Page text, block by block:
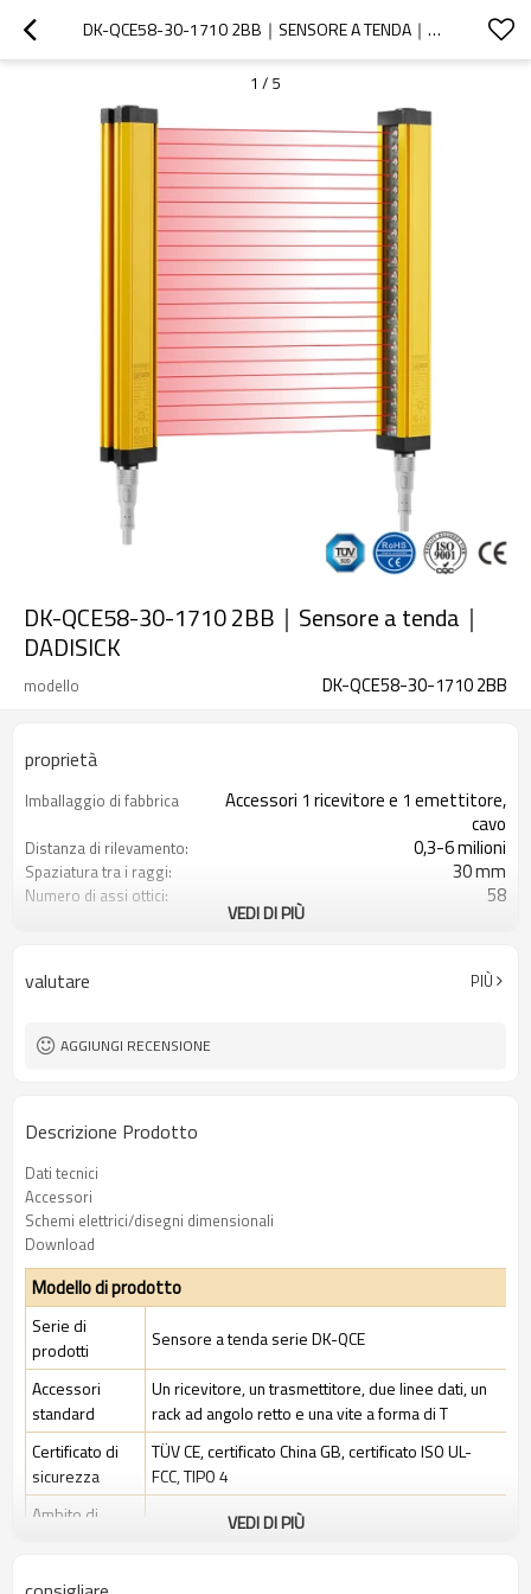
DK-QCE58-30-1710 2BB｜SENSORE A TENDA｜DADISICK
1 / 5
DK-QCE58-30-1710 2BB｜Sensore a tenda｜
DADISICK
modello DK-QCE58-30-1710 2BB
proprietà
Imballaggio di fabbrica
Accessori 1 ricevitore e 1 emettitore,
cavo
Distanza di rilevamento: 0,3-6 milioni
Spaziatura tra i raggi: 30 mm
Numero di assi ottici: 58
Spina di interfaccia Dotato di connettore M12
Certificazione:
VEDI DI PIÙ
valutare PIÙ
AGGIUNGI RECENSIONE
Descrizione Prodotto
Dati tecnici
Accessori
Schemi elettrici/disegni dimensionali
Download
Modello di prodotto
Serie di
prodotti
Sensore a tenda serie DK-QCE
Accessori
standard
Un ricevitore, un trasmettitore, due linee dati, un
rack ad angolo retto e una vite a forma di T
Certificato di
sicurezza
TÜV CE, certificato China GB, certificato ISO UL-
FCC, TIPO 4
Ambito di
Ambiente industriale standard
VEDI DI PIÙ